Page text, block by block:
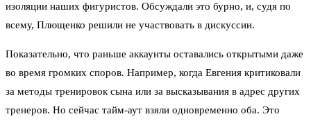
изоляции наших фигуристов. Обсуждали это бурно, и, судя по
всему, Плющенко решили не участвовать в дискуссии.
Показательно, что раньше аккаунты оставались открытыми даже
во время громких споров. Например, когда Евгения критиковали
за методы тренировок сына или за высказывания в адрес других
тренеров. Но сейчас тайм-аут взяли одновременно оба. Это